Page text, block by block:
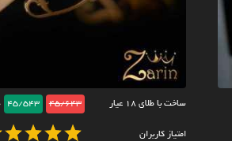
ساخت با طلای ۱۸ عیار 45/643
45/543
امتیاز کاربران